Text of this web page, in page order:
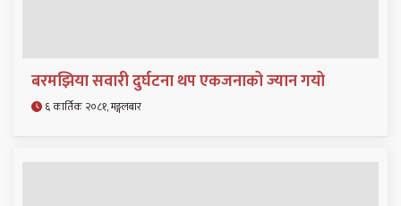
बरमझिया सवारी दुर्घटना थप एकजनाको ज्यान गयो
६ कार्तिक २०८१, मङ्गलबार